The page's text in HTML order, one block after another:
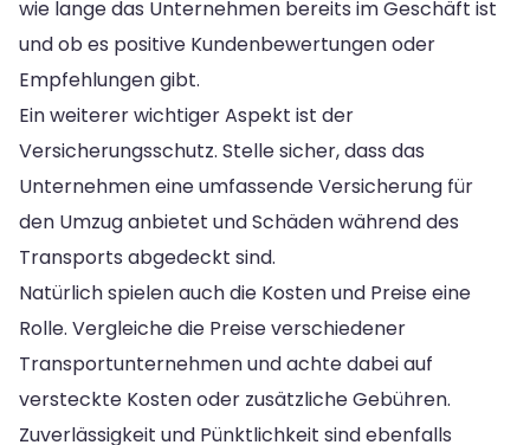
wie lange das Unternehmen bereits im Geschäft ist
und ob es positive Kundenbewertungen oder
Empfehlungen gibt.
Ein weiterer wichtiger Aspekt ist der
Versicherungsschutz. Stelle sicher, dass das
Unternehmen eine umfassende Versicherung für
den Umzug anbietet und Schäden während des
Transports abgedeckt sind.
Natürlich spielen auch die Kosten und Preise eine
Rolle. Vergleiche die Preise verschiedener
Transportunternehmen und achte dabei auf
versteckte Kosten oder zusätzliche Gebühren.
Zuverlässigkeit und Pünktlichkeit sind ebenfalls